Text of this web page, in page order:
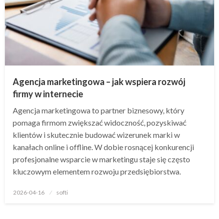
Agencja marketingowa – jak wspiera rozwój
firmy w internecie
Agencja marketingowa to partner biznesowy, który
pomaga firmom zwiększać widoczność, pozyskiwać
klientów i skutecznie budować wizerunek marki w
kanałach online i offline. W dobie rosnącej konkurencji
profesjonalne wsparcie w marketingu staje się często
kluczowym elementem rozwoju przedsiębiorstwa.
Opublikowane
2026-04-16 softi